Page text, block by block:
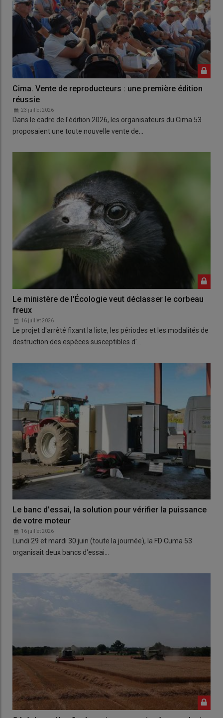
Cima. Vente de reproducteurs : une première édition
réussie
23 juillet 2026
Dans le cadre de l'édition 2026, les organisateurs du Cima 53
proposaient une toute nouvelle vente de…
Le ministère de l'Écologie veut déclasser le corbeau
freux
16 juillet 2026
Le projet d'arrêté fixant la liste, les périodes et les modalités de
destruction des espèces susceptibles d'…
Le banc d'essai, la solution pour vérifier la puissance
de votre moteur
16 juillet 2026
Lundi 29 et mardi 30 juin (toute la journée), la FD Cuma 53
organisait deux bancs d'essai…